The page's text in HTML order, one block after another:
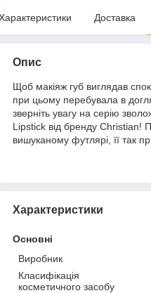
Доставка
Опис
Щоб макіяж губ виглядав
при цьому перебувала в
зверніть увагу на серію
Lipstick від бренду Christian!
вишуканому футлярі, її так
Характеристики
Основні
Виробник
Класифікація
косметичного засобу